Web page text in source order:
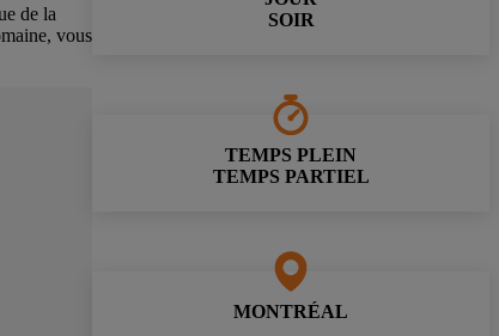
de la
vous
SOIR
TEMPS PLEIN
TEMPS PARTIEL
MONTRÉAL